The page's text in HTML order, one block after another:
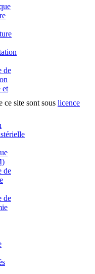
ce site sont sous licence